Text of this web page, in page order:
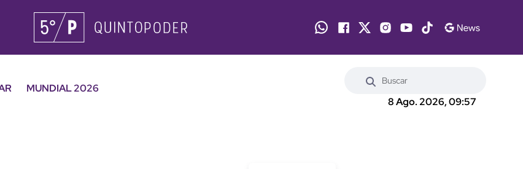
MUNDIAL 2026
8 Ago. 2026, 09:57